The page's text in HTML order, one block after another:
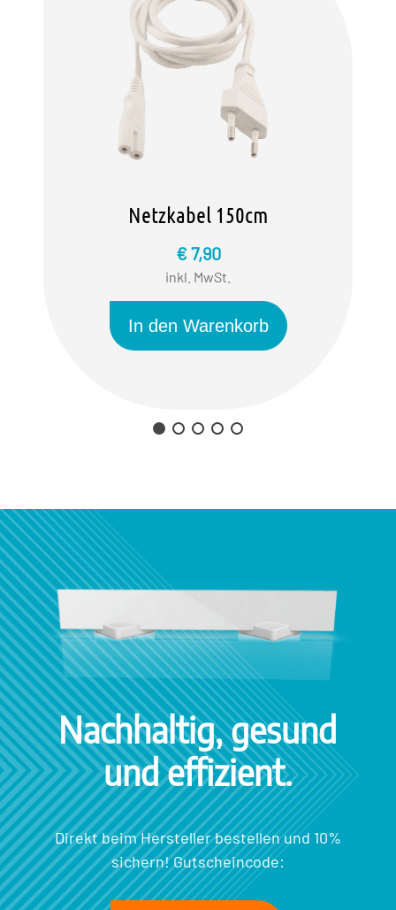
Netzkabel 150cm
€ 7,90
inkl. MwSt.
In den Warenkorb
Nachhaltig, gesund
und effizient.
Direkt beim Hersteller bestellen und 10%
sichern! Gutscheincode: